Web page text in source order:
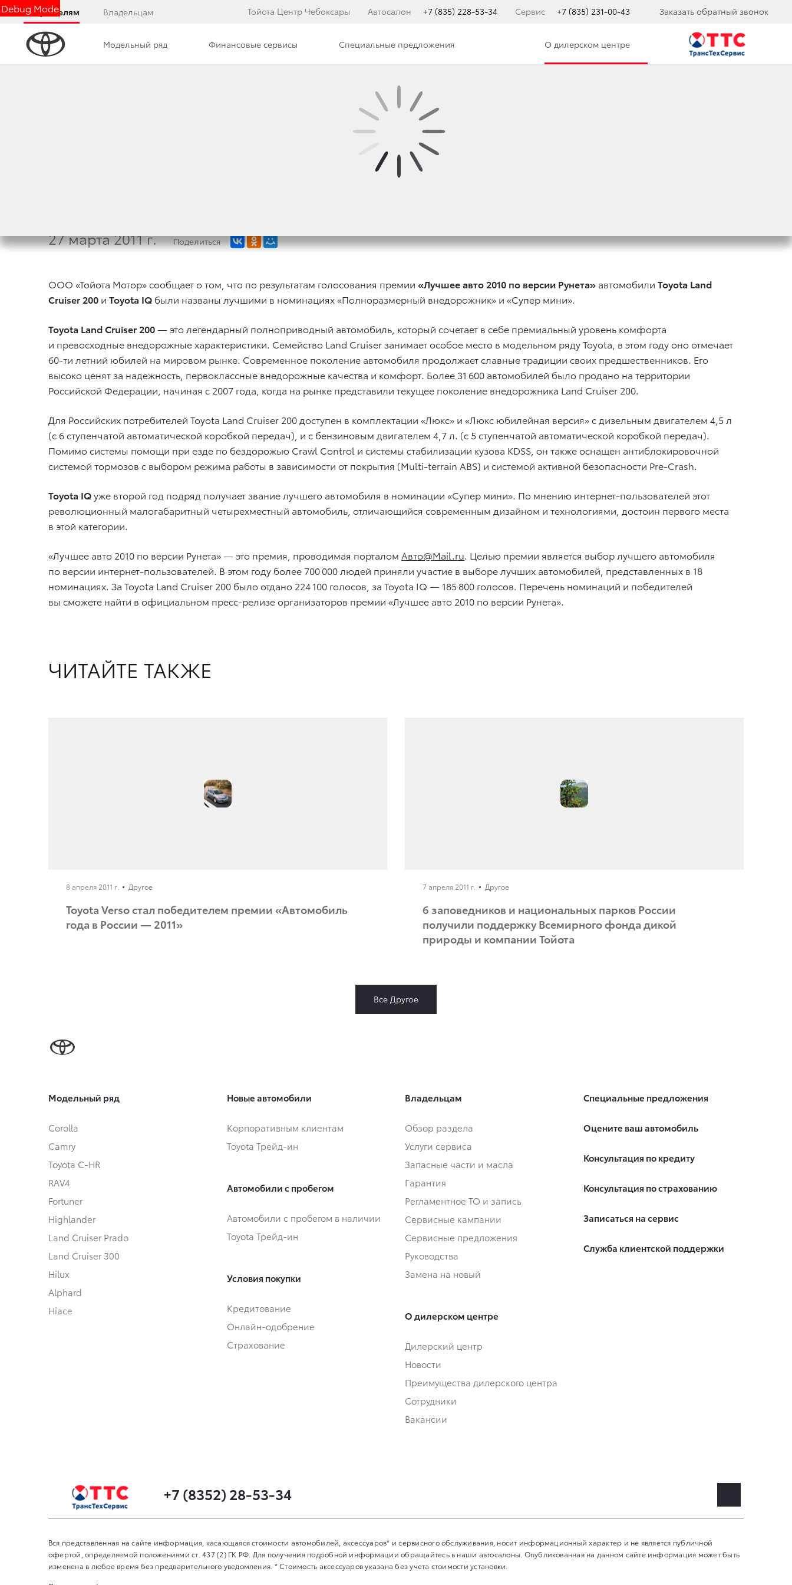
Debug Mode
Покупателям Владельцам Тойота Центр Чебоксары Автосалон +7 (835) 228-53-34 Сервис +7 (835) 231-00-43 Заказать обратный звонок
Модельный ряд Финансовые сервисы Специальные предложения О дилерском центре
АВТОМОБИЛИ TOYOTA LAND CRUISER 200 И TOYOTA IQ
ПОЛУЧИЛИ ПРЕМИЮ «ЛУЧШЕЕ АВТО 2010 ПО ВЕРСИИ
27 марта 2011 г. Поделиться
ООО «Тойота Мотор» сообщает о том, что по результатам голосования премии «Лучшее авто 2010 по версии Рунета» автомобили Toyota Land
Cruiser 200 и Toyota IQ были названы лучшими в номинациях «Полноразмерный внедорожник» и «Супер мини».
Toyota Land Cruiser 200— это легендарный полноприводный автомобиль, который сочетает в себе премиальный уровень комфорта
и превосходные внедорожные характеристики. Семейство Land Cruiser занимает особое место в модельном ряду Toyota, в этом году оно отмечает
60-ти летний юбилей на мировом рынке. Современное поколение автомобиля продолжает славные традиции своих предшественников. Его
высоко ценят за надежность, первоклассные внедорожные качества и комфорт. Более 31 600 автомобилей было продано на территории
Российской Федерации, начиная с 2007 года, когда на рынке представили текущее поколение внедорожника Land Cruiser 200.
Для Российских потребителей Toyota Land Cruiser 200 доступен в комплектации «Люкс» и «Люкс юбилейная версия» с дизельным двигателем 4,5 л
(с 6 ступенчатой автоматической коробкой передач), и с бензиновым двигателем 4,7 л. (с 5 ступенчатой автоматической коробкой передач).
Помимо системы помощи при езде по бездорожью Crawl Control и системы стабилизации кузова KDSS, он также оснащен антиблокировочной
системой тормозов с выбором режима работы в зависимости от покрытия (Multi-terrain ABS) и системой активной безопасности Pre-Crash.
Toyota IQуже второй год подряд получает звание лучшего автомобиля в номинации «Супер мини». По мнению интернет-пользователей этот
революционный малогабаритный четырехместный автомобиль, отличающийся современным дизайном и технологиями, достоин первого места
в этой категории.
«Лучшее авто 2010 по версии Рунета» — это премия, проводимая порталом Aвто@Mail.ru. Целью премии является выбор лучшего автомобиля
по версии интернет-пользователей. В этом году более 700 000 людей приняли участие в выборе лучших автомобилей, представленных в 18
номинациях. За Toyota Land Cruiser 200 было отдано 224 100 голосов, за Toyota IQ — 185 800 голосов. Перечень номинаций и победителей
вы сможете найти в официальном пресс-релизе организаторов премии «Лучшее авто 2010 по версии Рунета».
ЧИТАЙТЕ ТАКЖЕ
8 апреля 2011 г. Другое
Toyota Verso стал победителем премии «Автомобиль
года в России — 2011»
7 апреля 2011 г. Другое
6 заповедников и национальных парков России
получили поддержку Всемирного фонда дикой
природы и компании Тойота
Все Другое
Модельный ряд
Corolla
Camry
Toyota C-HR
RAV4
Fortuner
Highlander
Land Cruiser Prado
Land Cruiser 300
Hilux
Alphard
Hiace
Новые автомобили
Корпоративным клиентам
Toyota Трейд-ин
Автомобили с пробегом
Автомобили с пробегом в наличии
Toyota Трейд-ин
Условия покупки
Кредитование
Онлайн-одобрение
Страхование
Владельцам
Обзор раздела
Услуги сервиса
Запасные части и масла
Гарантия
Регламентное ТО и запись
Сервисные кампании
Сервисные предложения
Руководства
Замена на новый
О дилерском центре
Дилерский центр
Новости
Преимущества дилерского центра
Сотрудники
Вакансии
Специальные предложения
Оцените ваш автомобиль
Консультация по кредиту
Консультация по страхованию
Записаться на сервис
Служба клиентской поддержки
+7 (8352) 28-53-34
Вся представленная на сайте информация, касающаяся стоимости автомобилей, аксессуаров* и сервисного обслуживания, носит информационный характер и не является публичной
офертой, определяемой положениями ст. 437 (2) ГК РФ. Для получения подробной информации обращайтесь в наши автосалоны. Опубликованная на данном сайте информация может быть
изменена в любое время без предварительного уведомления. * Стоимость аксессуаров указана без учета стоимости установки.